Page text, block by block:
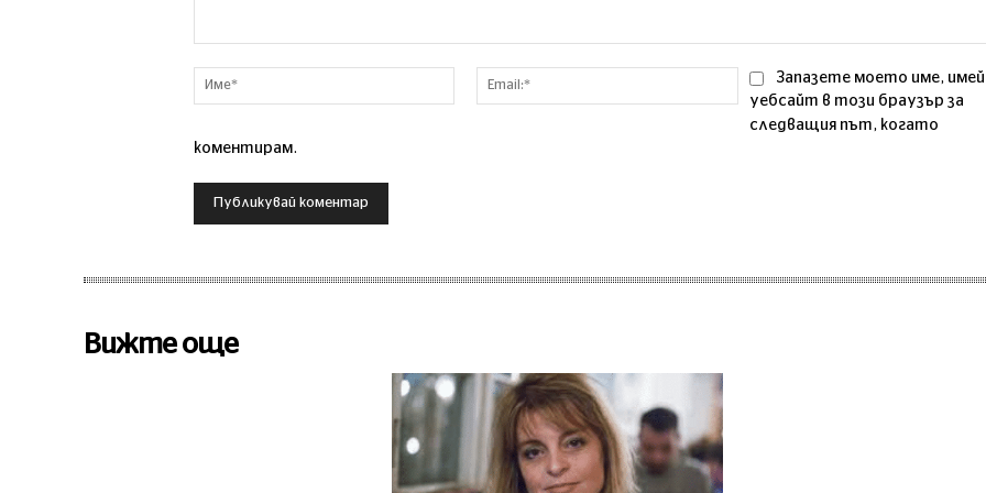
Име*
Email:*Запазете моето име,
уебсайт в този браузър за
следващия път, когато
коментирам.
Вижте още